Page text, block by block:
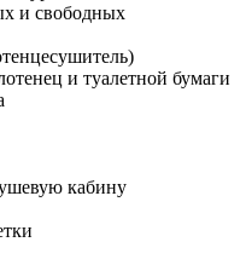
и свободных
и туалетной бумаги
кабину